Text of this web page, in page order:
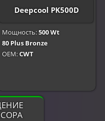
Deepcool PK500D
Мощность:500 Wt
80 Plus Bronze
OEM:CWT